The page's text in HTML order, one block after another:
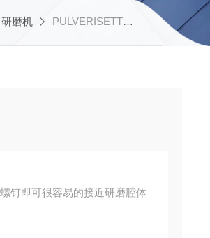
研磨机 PULVERISETTE 15德国飞驰 切割研磨机
钉即可很容易的接近研磨腔体